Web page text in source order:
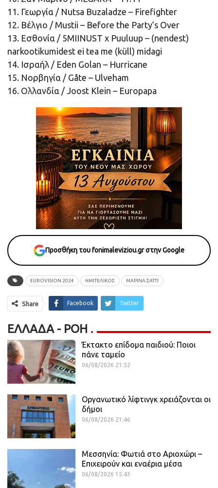
11. Γεωργία / Nutsa Buzaladze – Firefighter
12. Βέλγιο / Mustii – Before the Party’s Over
13. Εσθονία / 5MIINUST x Puuluup – (nendest)
narkootikumidest ei tea me (küll) midagi
14. Ισραήλ / Eden Golan – Hurricane
15. Νορβηγία / Gåte – Ulveham
16. Ολλανδία / Joost Klein – Europapa
Προσθήκη του fonimaleviziou.gr στην Google
EUROVISION 2024 ΗΜΙΤΕΛΙΚΟΣ ΜΑΡΙΝΑ ΣΑΤΤΙ
Share Facebook Twitter
ΕΛΛΆΔΑ - ΡΟΗ
Έκτακτο επίδομα παιδιού: Ποιοι
πάνε ταμείο
06/08/2026 21:52
Οργανωτικό λίφτινγκ χρειάζονται οι
δήμοι
06/08/2026 21:46
Μεσσηνία: Φωτιά στο Αριοχώρι –
Επιχειρούν και εναέρια μέσα
06/08/2026 15:43